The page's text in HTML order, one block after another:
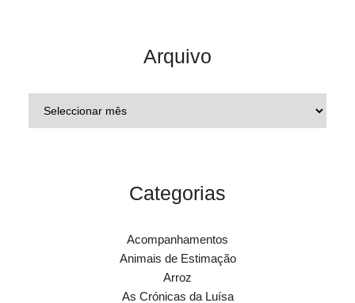
Arquivo
Categorias
Acompanhamentos
Animais de Estimação
Arroz
As Crónicas da Luísa